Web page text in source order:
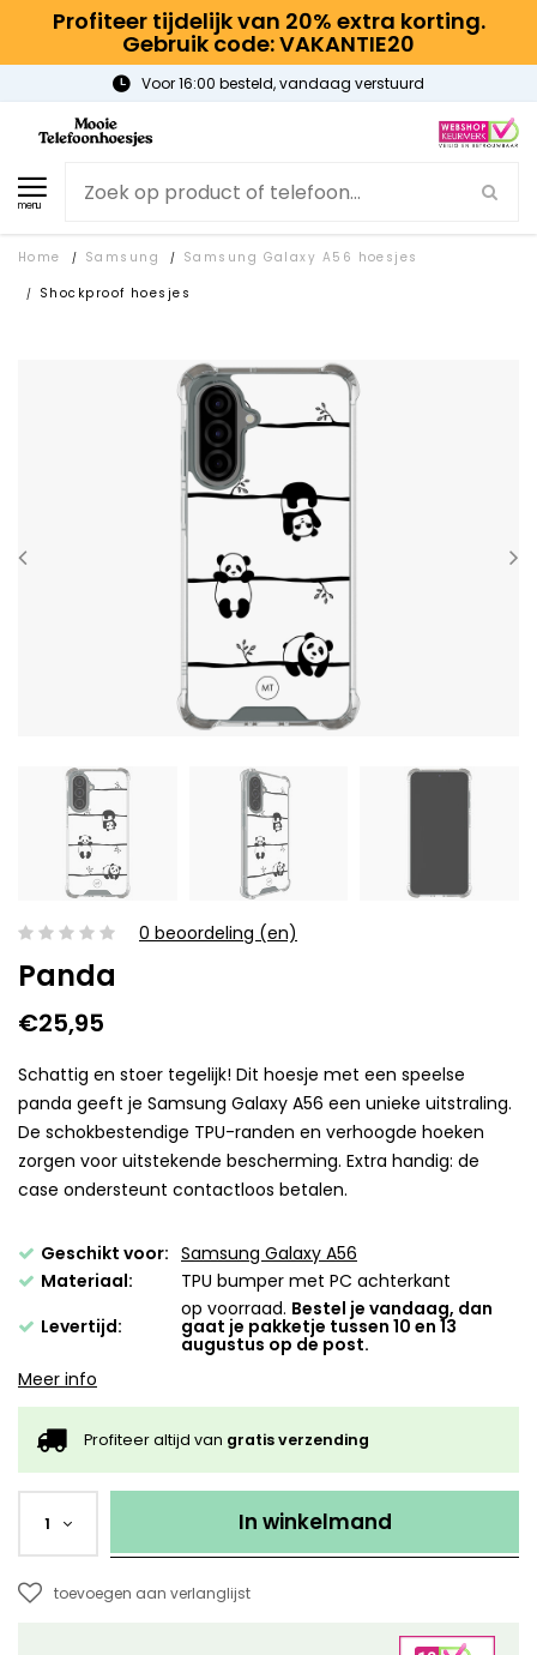
Profiteer tijdelijk van 20% extra korting.
Gebruik code: VAKANTIE20
Gratis verzending
menu
Home / Samsung / Samsung Galaxy A56 hoesjes
/ Shockproof hoesjes
0 beoordeling (en)
Panda
€25,95
Schattig en stoer tegelijk! Dit hoesje met een speelse
panda geeft je Samsung Galaxy A56 een unieke uitstraling.
De schokbestendige TPU-randen en verhoogde hoeken
zorgen voor uitstekende bescherming. Extra handig: de
case ondersteunt contactloos betalen.
Geschikt voor: Samsung Galaxy A56
Materiaal:
TPU bumper met PC achterkant
Levertijd:
op voorraad. Bestel je vandaag, dan
gaat je pakketje tussen 10 en 13
augustus op de post.
Meer info
Profiteer altijd van gratis verzending
1 In winkelmand
toevoegen aan verlanglijst